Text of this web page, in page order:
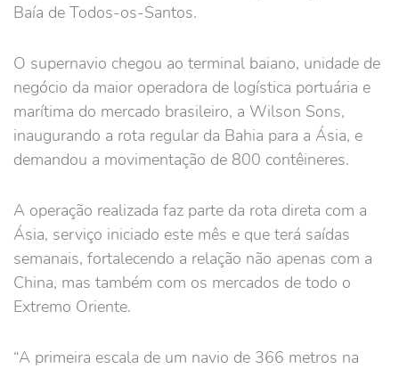
Baía de Todos-os-Santos.
O supernavio chegou ao terminal baiano, unidade de
negócio da maior operadora de logística portuária e
marítima do mercado brasileiro, a Wilson Sons,
inaugurando a rota regular da Bahia para a Ásia, e
demandou a movimentação de 800 contêineres.
A operação realizada faz parte da rota direta com a
Ásia, serviço iniciado este mês e que terá saídas
semanais, fortalecendo a relação não apenas com a
China, mas também com os mercados de todo o
Extremo Oriente.
“A primeira escala de um navio de 366 metros na